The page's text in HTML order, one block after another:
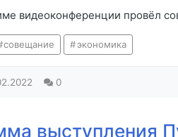
видеоконференции провёл
совещание экономика
0
выступления